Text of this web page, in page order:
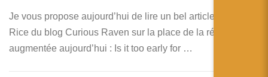
Je vous propose aujourd’hui de lire un bel article de Robert
Rice du blog Curious Raven sur la place de la réalité
augmentée aujourd’hui : Is it too early for …